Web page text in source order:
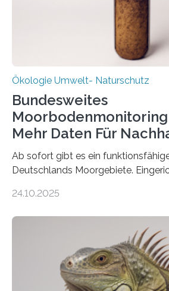
Ökologie Umwelt- Naturschutz
Bundesweites
Mehr Daten Für
Ab sofort gibt es ein
Deutschlands Moorgebiete.
vergangenen fünf Jahren von
heutigen Donnerstag übergeben sie
Aufbauphase an den Auftraggeber,
Bundesministerium für
Heimat. Braunschweig/Eberswalde
Ein Netz aus 155 Messstationen
24.10.2025